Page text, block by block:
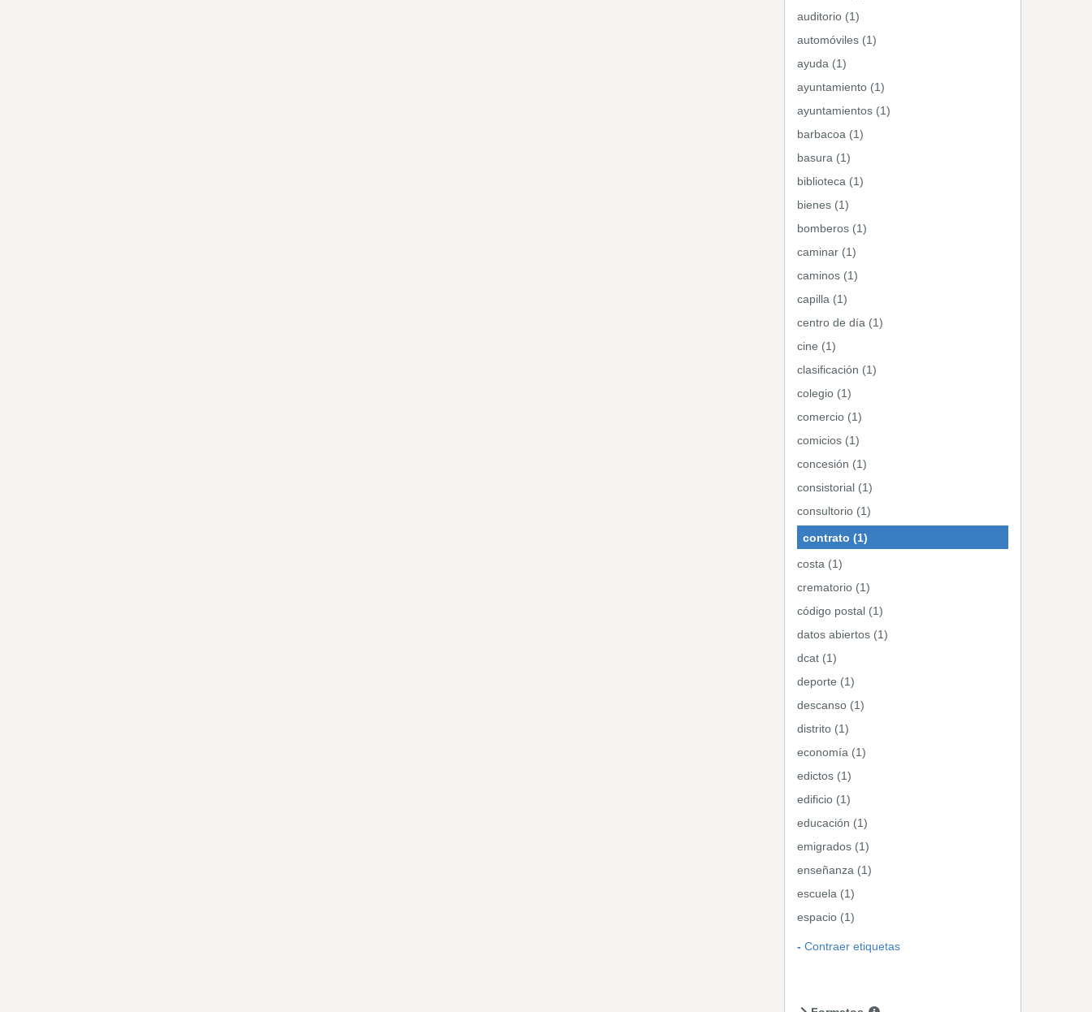
auditorio (1)
automóviles (1)
ayuda (1)
ayuntamiento (1)
ayuntamientos (1)
barbacoa (1)
basura (1)
biblioteca (1)
bienes (1)
bomberos (1)
caminar (1)
caminos (1)
capilla (1)
centro de día (1)
cine (1)
clasificación (1)
colegio (1)
comercio (1)
comicios (1)
concesión (1)
consistorial (1)
consultorio (1)
contrato (1)
costa (1)
crematorio (1)
código postal (1)
datos abiertos (1)
dcat (1)
deporte (1)
descanso (1)
distrito (1)
economía (1)
edictos (1)
edificio (1)
educación (1)
emigrados (1)
enseñanza (1)
escuela (1)
espacio (1)
Contraer etiquetas